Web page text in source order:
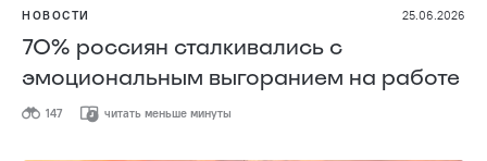
НОВОСТИ 25.06.2026
70% россиян сталкивались с
эмоциональным выгоранием на работе
147 читать меньше минуты